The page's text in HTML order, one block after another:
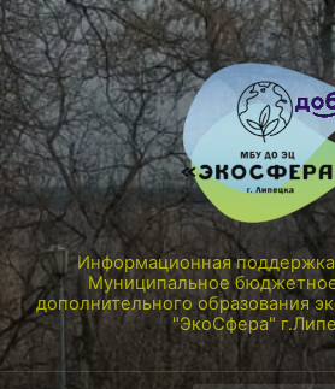
Информационная поддержка
Муниципальное
дополнительного образования
"ЭкоСфера"